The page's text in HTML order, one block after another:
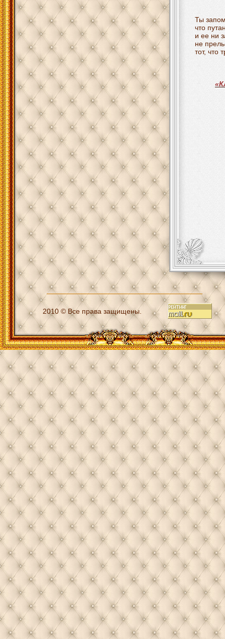
Ты
что
и ее ни
не
тот, что
2010 © Все права защищены.